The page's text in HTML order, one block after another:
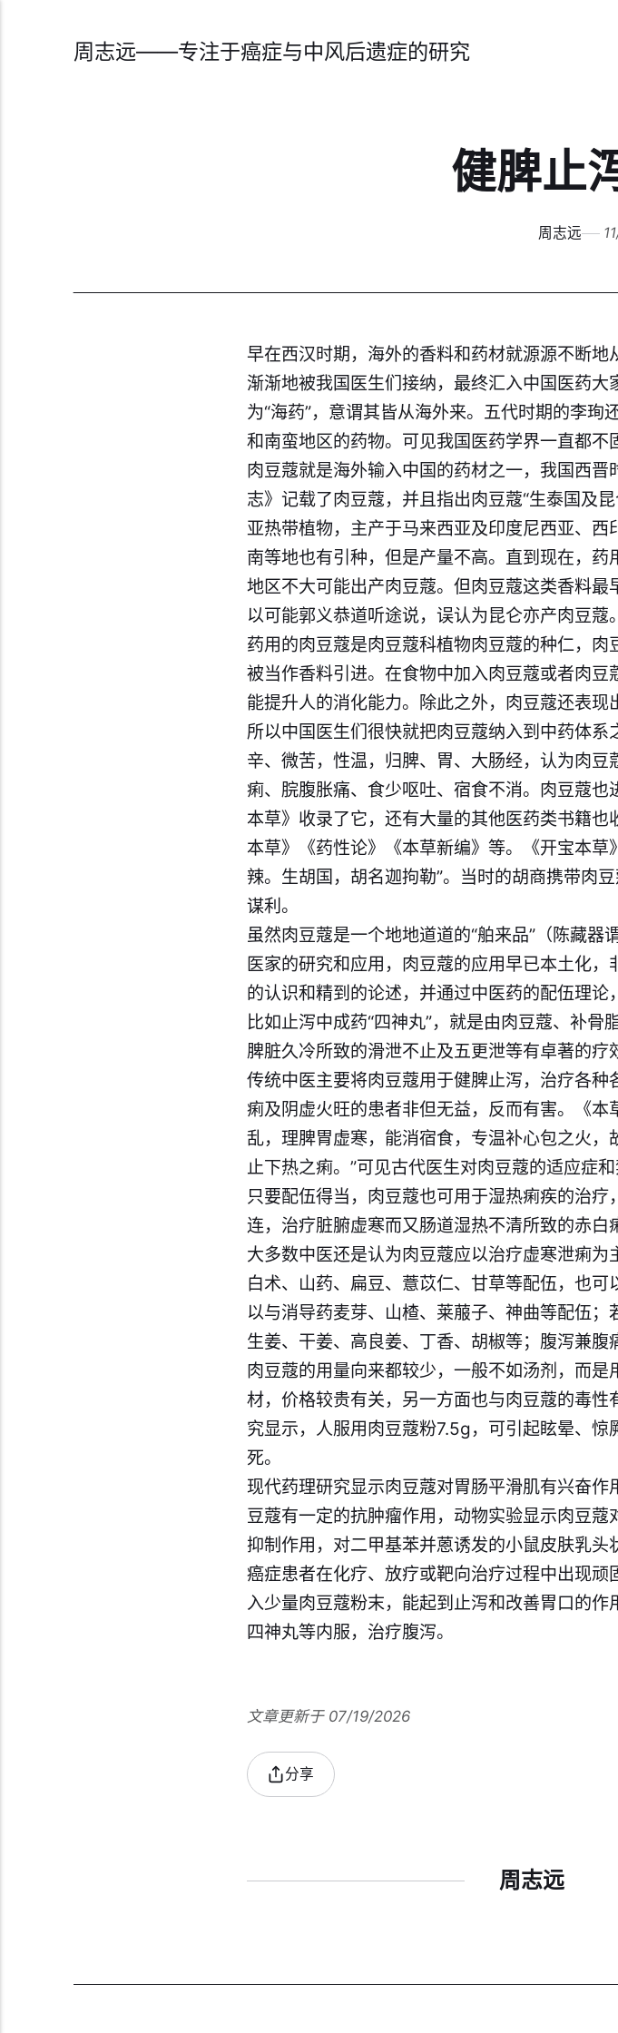
周志远——专注于癌症与中风后遗症的研究
健脾止
周志远
早在西汉时期，海外的香料和药材就源源不断
渐渐地被我国医生们接纳，最终汇入中国医药
为“海药”，意谓其皆从海外来。五代时期的李
和南蛮地区的药物。可见我国医药学界一直都不
肉豆蔻就是海外输入中国的药材之一，我国西
志》记载了肉豆蔻，并且指出肉豆蔻“生泰国及
亚热带植物，主产于马来西亚及印度尼西亚、
南等地也有引种，但是产量不高。直到现在，
地区不大可能出产肉豆蔻。但肉豆蔻这类香料
以可能郭义恭道听途说，误认为昆仑亦产肉豆蔻。
药用的肉豆蔻是肉豆蔻科植物肉豆蔻的种仁，
被当作香料引进。在食物中加入肉豆蔻或者肉
能提升人的消化能力。除此之外，肉豆蔻还表现
所以中国医生们很快就把肉豆蔻纳入到中药体
辛、微苦，性温，归脾、胃、大肠经，认为肉
痢、脘腹胀痛、食少呕吐、宿食不消。肉豆蔻
本草》收录了它，还有大量的其他医药类书籍
本草》《药性论》《本草新编》等。《开宝本
辣。生胡国，胡名迦拘勒”。当时的胡商携带肉
谋利。
虽然肉豆蔻是一个地地道道的“舶来品”（陈藏器
医家的研究和应用，肉豆蔻的应用早已本土化
的认识和精到的论述，并通过中医药的配伍理论
比如止泻中成药“四神丸”，就是由肉豆蔻、补
脾脏久冷所致的滑泄不止及五更泄等有卓著的疗
传统中医主要将肉豆蔻用于健脾止泻，治疗各
痢及阴虚火旺的患者非但无益，反而有害。《
乱，理脾胃虚寒，能消宿食，专温补心包之火
止下热之痢。”可见古代医生对肉豆蔻的适应症
只要配伍得当，肉豆蔻也可用于湿热痢疾的治
连，治疗脏腑虚寒而又肠道湿热不清所致的赤白
大多数中医还是认为肉豆蔻应以治疗虚寒泄痢为
白术、山药、扁豆、薏苡仁、甘草等配伍，也
以与消导药麦芽、山楂、莱菔子、神曲等配伍；
生姜、干姜、高良姜、丁香、胡椒等；腹泻兼腹
肉豆蔻的用量向来都较少，一般不如汤剂，而
材，价格较贵有关，另一方面也与肉豆蔻的毒
究显示，人服用肉豆蔻粉7.5g，可引起眩晕、
死。
现代药理研究显示肉豆蔻对胃肠平滑肌有兴奋
豆蔻有一定的抗肿瘤作用，动物实验显示肉豆
抑制作用，对二甲基苯并蒽诱发的小鼠皮肤乳头
癌症患者在化疗、放疗或靶向治疗过程中出现
入少量肉豆蔻粉末，能起到止泻和改善胃口的
四神丸等内服，治疗腹泻。
文章更新于 07/19/2026
分享
周志远